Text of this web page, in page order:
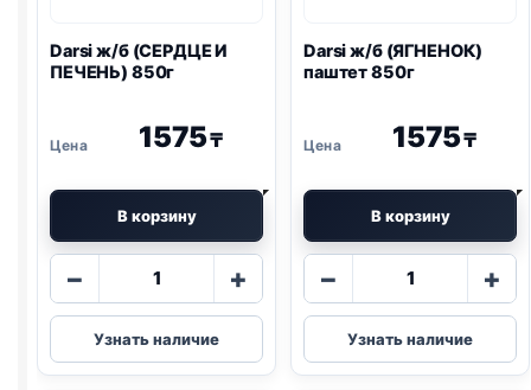
Darsi ж/б (СЕРДЦЕ И
ПЕЧЕНЬ) 850г
1575₸
В корзину
−
Количество
Darsi
ж/
б
+
Узнать наличие
Darsi ж/б (ЯГНЕНОК)
паштет 850г
1575₸
В корзину
−
Количество
Darsi
ж/
б
+
Узнать наличие